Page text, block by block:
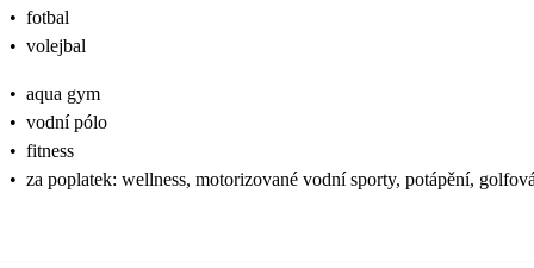
• fotbal
• volejbal
• aqua gym
• vodní pólo
• fitness
• za poplatek: wellness, motorizované vodní sporty, potápění,